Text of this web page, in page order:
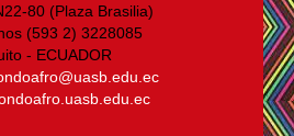
80 (Plaza Brasilia)
(593 2) 3228085
- ECUADOR